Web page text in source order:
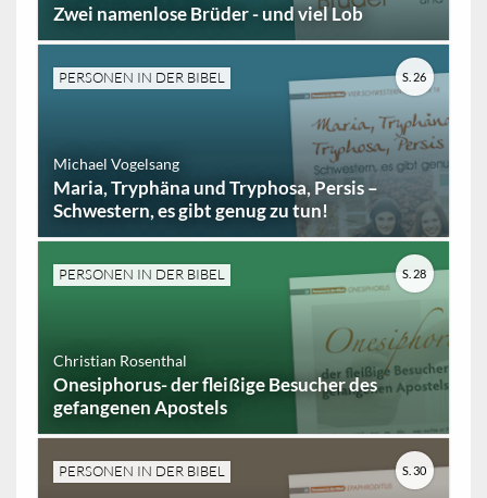
Zwei namenlose Brüder - und viel Lob
PERSONEN IN DER BIBEL
Michael Vogelsang
Maria, Tryphäna und Tryphosa, Persis –
Schwestern, es gibt genug zu tun!
S. 26
PERSONEN IN DER BIBEL
Christian Rosenthal
Onesiphorus- der fleißige Besucher des
gefangenen Apostels
S. 28
PERSONEN IN DER BIBEL S. 30